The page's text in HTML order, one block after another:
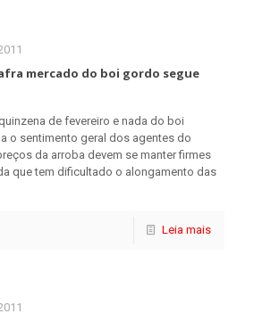
mercado do boi gordo segue
de fevereiro e nada do boi
o sentimento geral dos agentes do
da arroba devem se manter firmes
que tem dificultado o alongamento das
Leia mais